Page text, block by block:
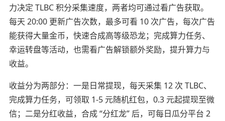
力决定 TLBC 积分采集速度，两者均可通过看广告获取。
每天 20:00 更新广告次数，最多可看 10 次广告，每次广告
能获得大量金币，快速合成高等级恐龙；完成算力任务、
幸运转盘等活动，也需看广告解锁额外奖励，提升算力与
收益。
收益分为两部分：一是日常提现，每天采集 12 次 TLBC、
完成算力任务，可领取 1-5 元随机红包，0.3 元起提现至微
信；二是分红收益，合成 “分红龙” 后，可每日瓜分平台 2